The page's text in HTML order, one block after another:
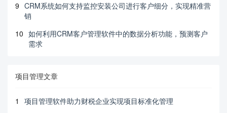
9 CRM系统如何支持监控安装公司进行客户细分，实现精准营
销
10 如何利用CRM客户管理软件中的数据分析功能，预测客户
需求
项目管理文章
1
项目管理软件助力财税企业实现项目标准化管理